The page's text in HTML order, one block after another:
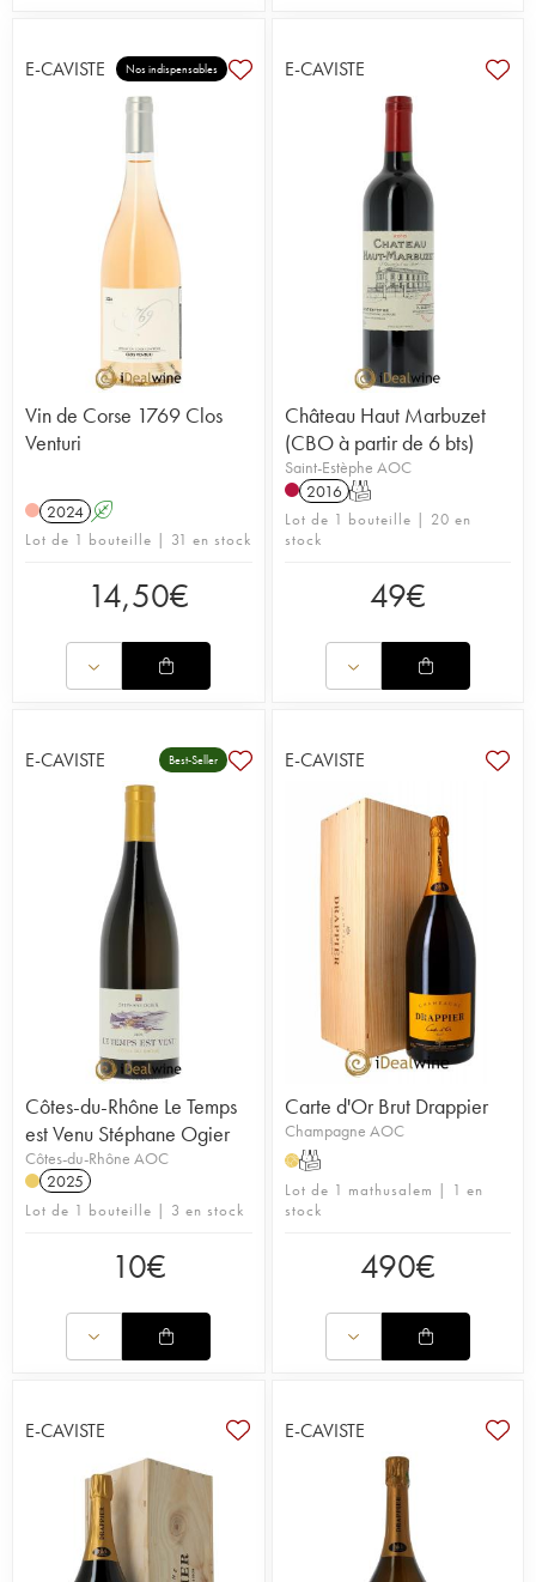
E-CAVISTE Nos indispensables
Vin de Corse 1769 Clos
Venturi
2024 A
Lot de 1 bouteille | 31 en stock
14,50€
E-CAVISTE
Château Haut Marbuzet
(CBO à partir de 6 bts)
Saint-Estèphe AOC
2016 T
Lot de 1 bouteille | 20 en
stock
49€
E-CAVISTE Best-Seller
Côtes-du-Rhône Le Temps
est Venu Stéphane Ogier
Côtes-du-Rhône AOC
2025
Lot de 1 bouteille | 3 en stock
10€
E-CAVISTE
Carte d'Or Brut Drappier
Champagne AOC
HT
Lot de 1 mathusalem | 1 en
stock
490€
E-CAVISTE E-CAVISTE